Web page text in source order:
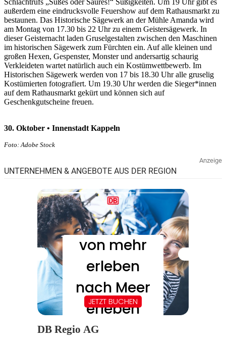
Schlachtrufs „Süßes oder Saures!“ Süßigkeiten. Um 19 Uhr gibt es
außerdem eine eindrucksvolle Feuershow auf dem Rathausmarkt zu
bestaunen. Das Historische Sägewerk an der Mühle Amanda wird
am Montag von 17.30 bis 22 Uhr zu einem Geistersägewerk. In
dieser Geisternacht laden Gruselgestalten zwischen den Maschinen
im historischen Sägewerk zum Fürchten ein. Auf alle kleinen und
großen Hexen, Gespenster, Monster und andersartig schaurig
Verkleideten wartet natürlich auch ein Kostümwettbewerb. Im
Historischen Sägewerk werden von 17 bis 18.30 Uhr alle gruselig
Kostümierten fotografiert. Um 19.30 Uhr werden die Sieger*innen
auf dem Rathausmarkt gekürt und können sich auf
Geschenkgutscheine freuen.
30. Oktober • Innenstadt Kappeln
Foto: Adobe Stock